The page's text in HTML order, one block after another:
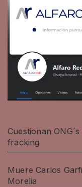
Cuestionan
fracking
Muere Carlos
Morelia